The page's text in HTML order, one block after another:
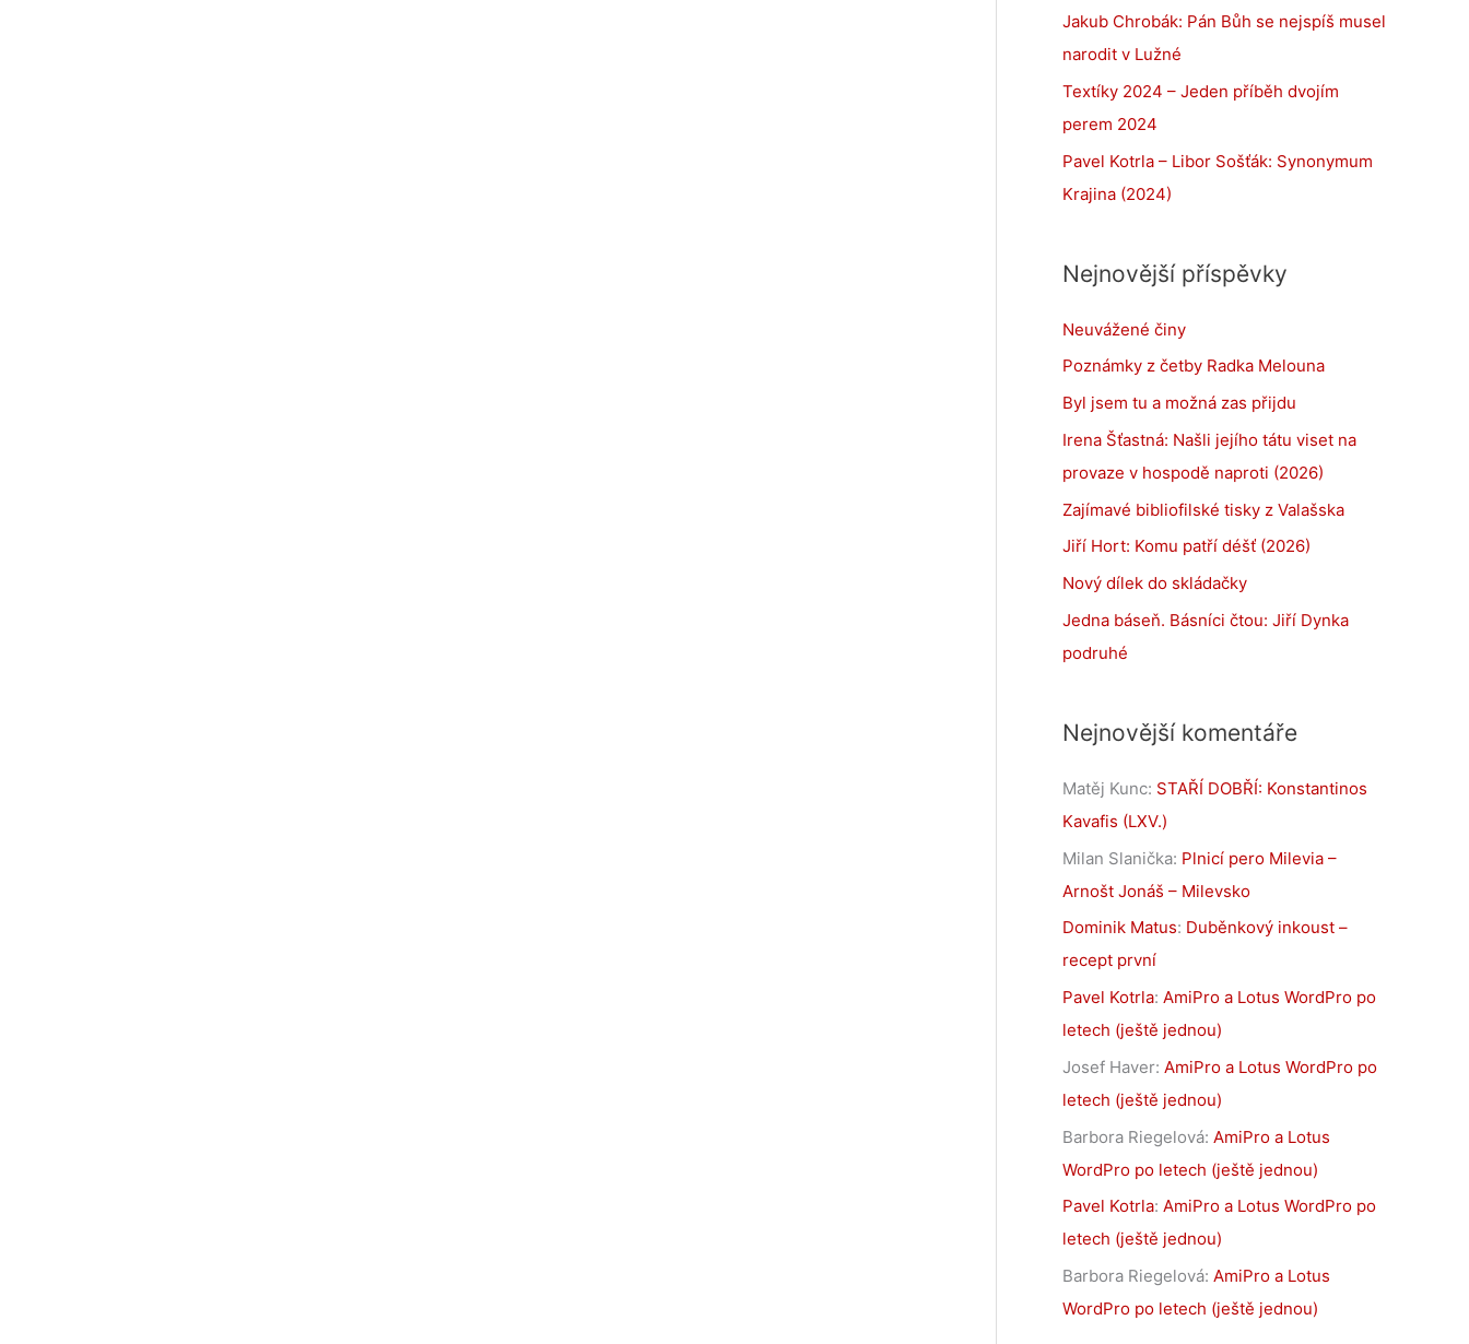
Jakub Chrobák: Pán Bůh se nejspíš musel
narodit v Lužné
Textíky 2024 – Jeden příběh dvojím
perem 2024
Pavel Kotrla – Libor Sošťák: Synonymum
Krajina (2024)
Nejnovější příspěvky
Neuvážené činy
Poznámky z četby Radka Melouna
Byl jsem tu a možná zas přijdu
Irena Šťastná: Našli jejího tátu viset na
provaze v hospodě naproti (2026)
Zajímavé bibliofilské tisky z Valašska
Jiří Hort: Komu patří déšť (2026)
Nový dílek do skládačky
Jedna báseň. Básníci čtou: Jiří Dynka
podruhé
Nejnovější komentáře
Matěj Kunc: STAŘÍ DOBŘÍ: Konstantinos
Kavafis (LXV.)
Milan Slanička: Plnicí pero Milevia –
Arnošt Jonáš – Milevsko
Dominik Matus: Duběnkový inkoust –
recept první
Pavel Kotrla: AmiPro a Lotus WordPro po
letech (ještě jednou)
Josef Haver: AmiPro a Lotus WordPro po
letech (ještě jednou)
Barbora Riegelová: AmiPro a Lotus
WordPro po letech (ještě jednou)
Pavel Kotrla: AmiPro a Lotus WordPro po
letech (ještě jednou)
Barbora Riegelová: AmiPro a Lotus
WordPro po letech (ještě jednou)